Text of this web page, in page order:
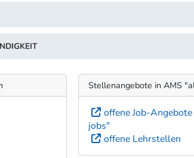
Stellenangebote in AMS
offene Job-
jobs"
offene Lehrstellen